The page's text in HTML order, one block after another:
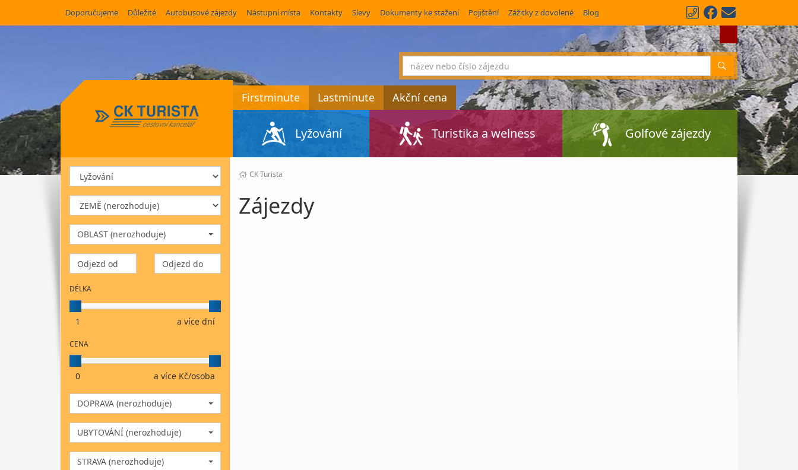
Doporučujeme Důležité Autobusové zájezdy Nástupní místa Kontakty Slevy Dokumenty ke stažení Pojištění Zážitky z dovolené Blog
hledáte
Vyhledat
Firstminute Lastminute Akční cena
Lyžování Turistika a welness Golfové zájezdy
CK Turista
Zájezdy
OBLAST (nerozhoduje)
DÉLKA
1 a více dní
CENA
0 a více Kč/osoba
DOPRAVA (nerozhoduje)
UBYTOVÁNÍ (nerozhoduje)
STRAVA (nerozhoduje)